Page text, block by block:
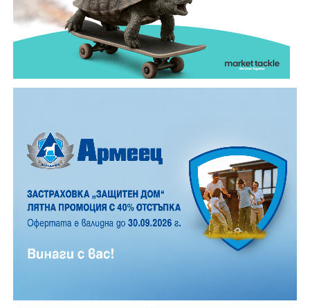
12 АВГУСТ (сряда)
19:00ч. „Книга за книга“ – донеси книга, вземи си
друга, обсъди заглавия и автори с други читатели
20:00ч. Концерт на група МОЛЕЦ, GoGo,
Zov&Vakavliev, Toria
21:30ч. Коктейли и музика
малък, но все пак много по- голям, отколкото в
обикновена лятна вечер.